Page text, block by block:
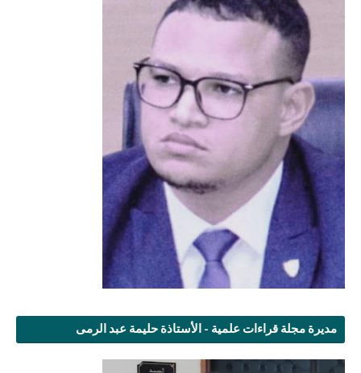
مديرة مجلة قراءات علمية - الأستاذة حليمة عبد الرمى